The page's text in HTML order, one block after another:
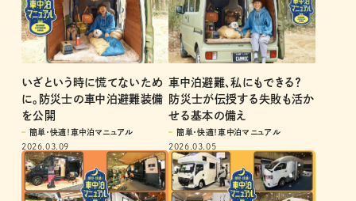
いざという時に慌てないため
に。防災士の車中泊避難装備
を公開
簡単・快適！車中泊マニュアル
2026.03.09
車中泊避難、私にもできる？
防災士が伝授する失敗も活か
せる基本の備え
簡単・快適！車中泊マニュアル
2026.03.05